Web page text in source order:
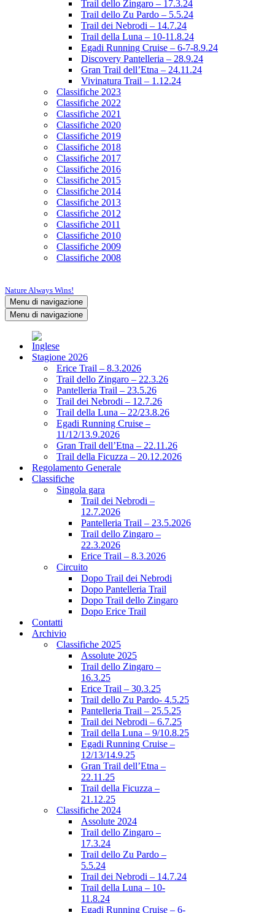
Trail dello Zingaro – 17.3.24
Trail dello Zu Pardo – 5.5.24
Trail dei Nebrodi – 14.7.24
Trail della Luna – 10-11.8.24
Egadi Running Cruise – 6-7-8.9.24
Discovery Pantelleria – 28.9.24
Gran Trail dell’Etna – 24.11.24
Vivinatura Trail – 1.12.24
Classifiche 2023
Classifiche 2022
Classifiche 2021
Classifiche 2020
Classifiche 2019
Classifiche 2018
Classifiche 2017
Classifiche 2016
Classifiche 2015
Classifiche 2014
Classifiche 2013
Classifiche 2012
Classifiche 2011
Classifiche 2010
Classifiche 2009
Classifiche 2008
Nature Always Wins!
Menu di navigazione
Menu di navigazione
Stagione 2026
Erice Trail – 8.3.2026
Trail dello Zingaro – 22.3.26
Pantelleria Trail – 23.5.26
Trail dei Nebrodi – 12.7.26
Trail della Luna – 22/23.8.26
Egadi Running Cruise –
11/12/13.9.2026
Gran Trail dell’Etna – 22.11.26
Trail della Ficuzza – 20.12.2026
Regolamento Generale
Classifiche
Singola gara
Trail dei Nebrodi –
12.7.2026
Pantelleria Trail – 23.5.2026
Trail dello Zingaro –
22.3.2026
Erice Trail – 8.3.2026
Circuito
Dopo Trail dei Nebrodi
Dopo Pantelleria Trail
Dopo Trail dello Zingaro
Dopo Erice Trail
Contatti
Archivio
Classifiche 2025
Assolute 2025
Trail dello Zingaro –
16.3.25
Erice Trail – 30.3.25
Trail dello Zu Pardo- 4.5.25
Pantelleria Trail – 25.5.25
Trail dei Nebrodi – 6.7.25
Trail della Luna – 9/10.8.25
Egadi Running Cruise –
12/13/14.9.25
Gran Trail dell’Etna –
22.11.25
Trail della Ficuzza –
21.12.25
Classifiche 2024
Assolute 2024
Trail dello Zingaro –
17.3.24
Trail dello Zu Pardo –
5.5.24
Trail dei Nebrodi – 14.7.24
Trail della Luna – 10-
11.8.24
Egadi Running Cruise – 6-